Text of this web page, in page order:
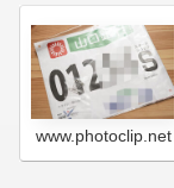
www.photoclip.net